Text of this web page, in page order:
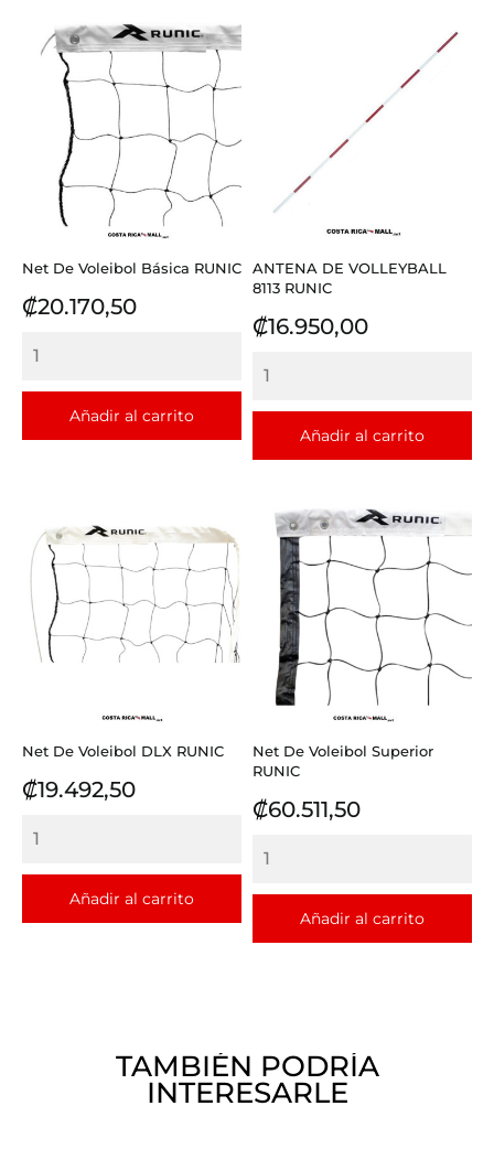
Net De Voleibol Básica RUNIC
Precio
₡20.170,50
Añadir al carrito
ANTENA DE VOLLEYBALL
8113 RUNIC
Precio
₡16.950,00
Añadir al carrito
Net De Voleibol DLX RUNIC
Precio
₡19.492,50
Añadir al carrito
Net De Voleibol Superior
RUNIC
Precio
₡60.511,50
Añadir al carrito
TAMBIÉN PODRÍA
INTERESARLE